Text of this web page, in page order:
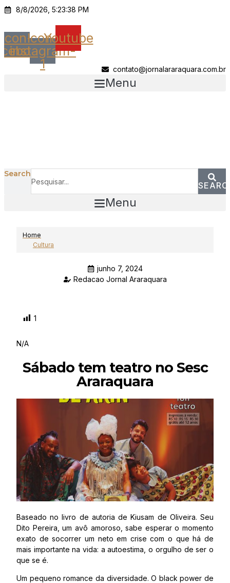
Ir
o
conteúdo
8/8/2026, 5:23:38 PM
Icon-Icon-
instagram-
1
Youtube
contato@jornalararaquara.com.br
Menu
Search
Menu
Home
Cultura
junho 7, 2024
Redacao Jornal Araraquara
1
N/A
Sábado tem teatro no Sesc
Araraquara
Baseado no livro de autoria de Kiusam de Oliveira. Seu
Dito Pereira, um avô amoroso, sabe esperar o momento
exato de socorrer um neto em crise com o que há de
mais importante na vida: a autoestima, o orgulho de ser o
que se é.
Um pequeno romance da diversidade. O black power de